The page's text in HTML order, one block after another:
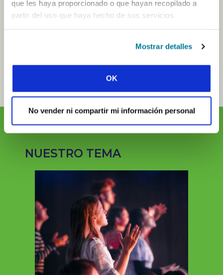
que les haya proporcionado o que hayan recopilado a
partir del uso que haya hecho de sus servicios.
Mostrar detalles
OK
No vender ni compartir mi información personal
NUESTRO TEMA